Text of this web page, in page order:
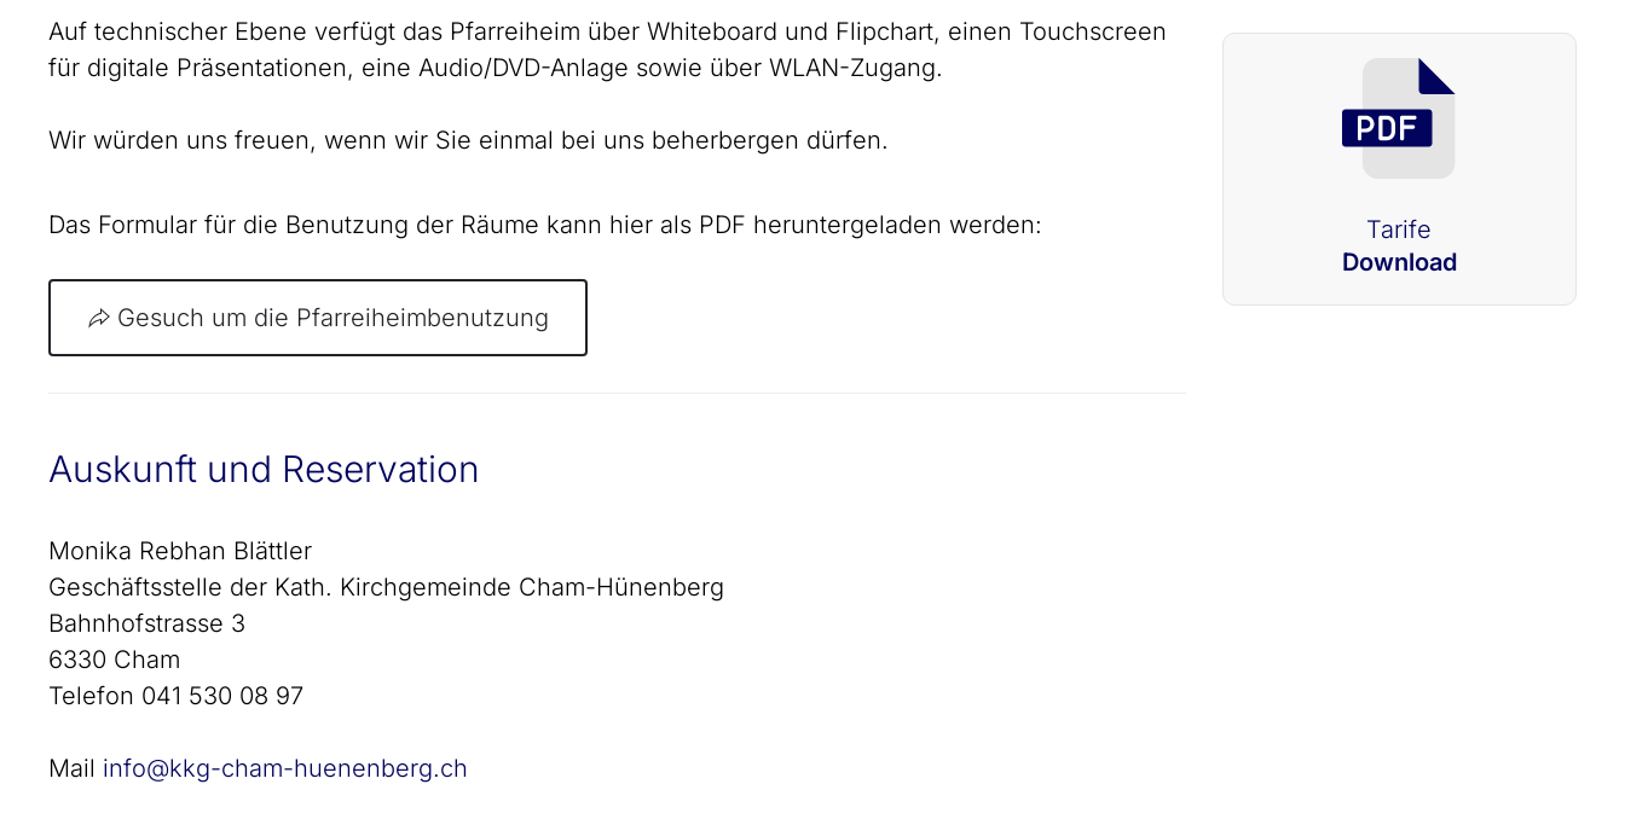
Auf technischer Ebene verfügt das Pfarreiheim über Whiteboard und Flipchart, einen Touchscreen
für digitale Präsentationen, eine Audio/DVD-Anlage sowie über WLAN-Zugang.
Wir würden uns freuen, wenn wir Sie einmal bei uns beherbergen dürfen.
Das Formular für die Benutzung der Räume kann hier als PDF heruntergeladen werden:
Gesuch um die Pfarreiheimbenutzung
Auskunft und Reservation
Monika Rebhan Blättler
Geschäftsstelle der Kath. Kirchgemeinde Cham-Hünenberg
Bahnhofstrasse 3
6330 Cham
Telefon 041 530 08 97
Mail info@kkg-cham-huenenberg.ch
Tarife
Download